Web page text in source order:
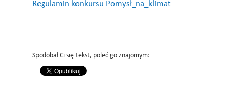
Regulamin konkursu Pomysł_na_klimat
Spodobał Ci się tekst, poleć go znajomym: